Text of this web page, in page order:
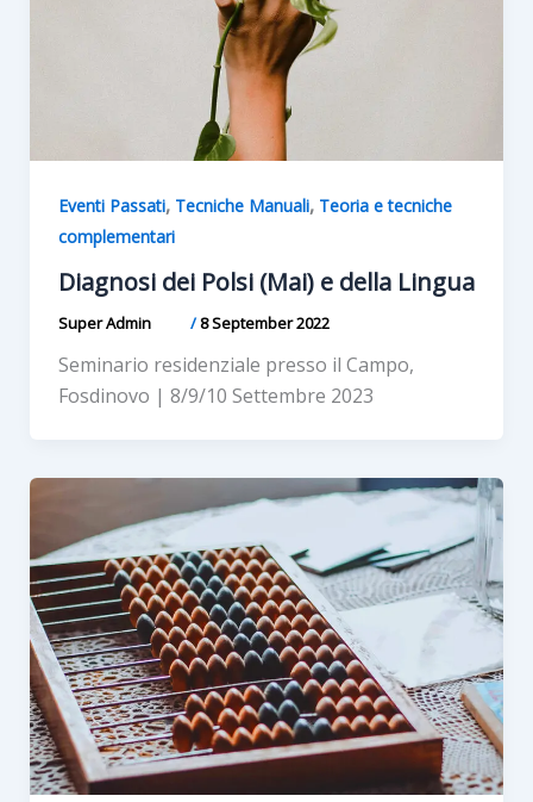
Eventi Passati, Tecniche Manuali, Teoria e tecniche
complementari
Diagnosi dei Polsi (Mai) e della Lingua
Super Admin /8 September 2022
Seminario residenziale presso il Campo,
Fosdinovo | 8/9/10 Settembre 2023